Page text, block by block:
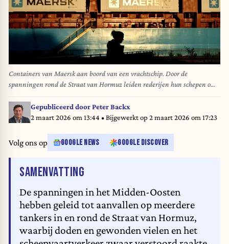
Containers van Maersk aan boord van een vrachtschip. Door de
spanningen rond de Straat van Hormuz leiden rederijen hun schepen om
of schorten ze transits tijdelijk op. SERGEI GAPON / AFP
Gepubliceerd doorPeter Backx
2 maart 2026 om 13:44 • Bijgewerkt op2 maart 2026 om 17:23
Volg ons op GOOGLE NEWS GOOGLE DISCOVER
SAMENVATTING
De spanningen in het Midden-Oosten
hebben geleid tot aanvallen op meerdere
tankers in en rond de Straat van Hormuz,
waarbij doden en gewonden vielen en het